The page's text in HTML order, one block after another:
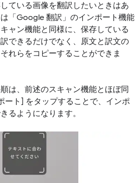
ている画像を翻訳したいときはあ
「Google 翻訳」のインポート機能
ャン機能と同様に、保存している
できるだけでなく、原文と訳文の
れらをコピーすることができま
は、前述のスキャン機能とほぼ同
ート] をタップすることで、インポ
るようになります。